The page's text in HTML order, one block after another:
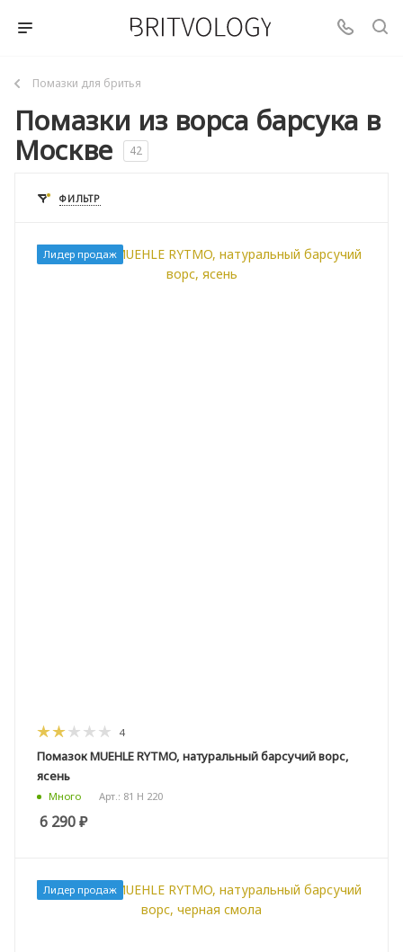
Помазки для бритья
Помазки из ворса барсука в
Москве
42
ФИЛЬТР
Лидер продаж
4
Помазок MUEHLE RYTMO, натуральный барсучий ворс,
ясень
Много Арт.: 81 H 220
6 290₽
Лидер продаж